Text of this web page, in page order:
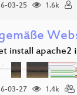
03-25 1.6k
install apache2
03-27 1.4k